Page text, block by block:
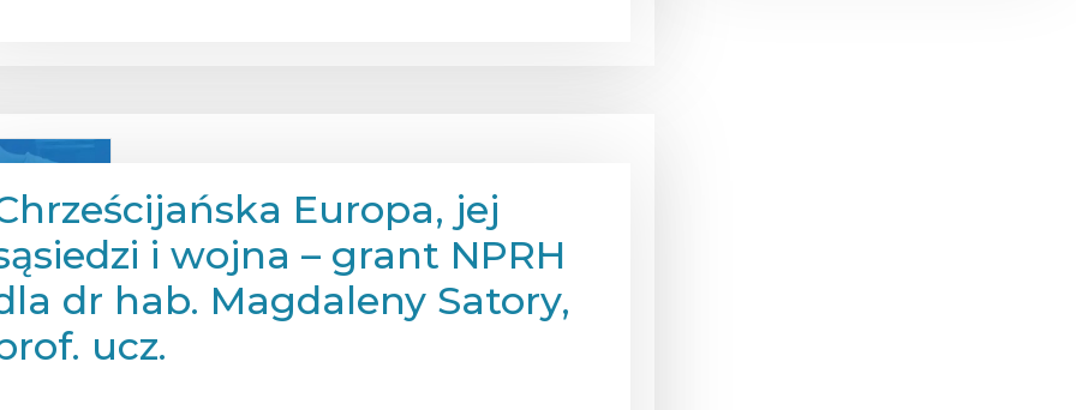
Europa, jej
i wojna – grant NPRH
dr hab. Magdaleny Satory,
ucz.